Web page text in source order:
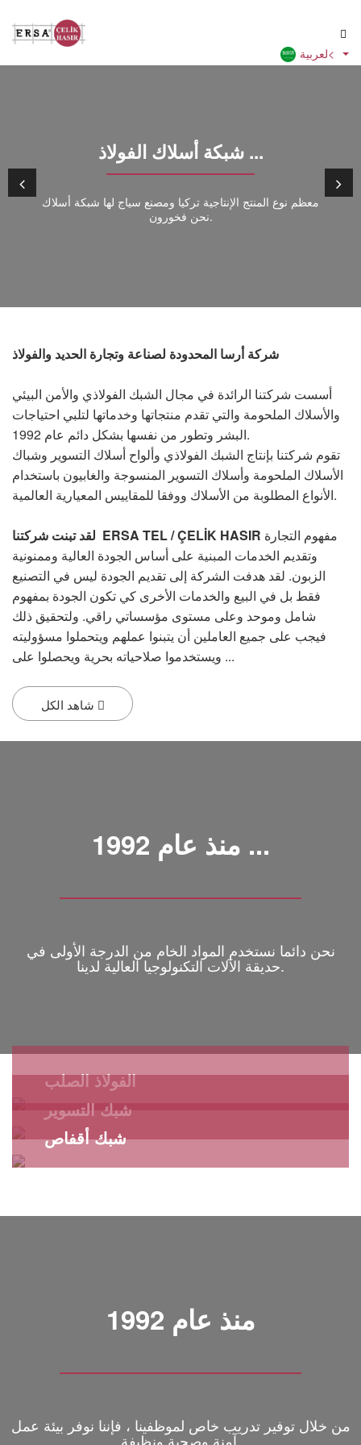
لعربية<
شبكة أسلاك الفولاذ ...
معظم نوع المنتج الإنتاجية تركيا ومصنع سياج لها شبكة أسلاك
نحن فخورون.
شركة أرسا المحدودة لصناعة وتجارة الحديد والفولاذ
أسست شركتنا الرائدة في مجال الشبك الفولاذي والأمن البيئي
والأسلاك الملحومة والتي تقدم منتجاتها وخدماتها لتلبي احتياجات
البشر وتطور من نفسها بشكل دائم عام 1992.
تقوم شركتنا بإنتاج الشبك الفولاذي وألواح أسلاك التسوير وشباك
الأسلاك الملحومة وأسلاك التسوير المنسوجة والغابيون باستخدام
الأنواع المطلوبة من الأسلاك ووفقا للمقاييس المعيارية العالمية.
لقد تبنت شركتنا ERSA TEL / ÇELİK HASIR
وتقديم الخدمات المبنية على أساس الجودة العالية وممنونية
الزبون. لقد هدفت الشركة إلى تقديم الجودة ليس في التصنيع
فقط بل في البيع والخدمات الأخرى كي تكون الجودة بمفهوم
شامل وموحد وعلى مستوى مؤسساتي راقي. ولتحقيق ذلك
فيجب على جميع العاملين أن يتبنوا عملهم ويتحملوا مسؤوليته
ويستخدموا صلاحياته بحرية ويحصلوا على ...
منذ عام 1992 ...
نحن دائما نستخدم المواد الخام من الدرجة الأولى في
حديقة الآلات التكنولوجيا العالية لدينا.
الفولاذ الصلب
الفولاذ الصلب
شبك التسوير
شبك أقفاص
منذ عام 1992
من خلال توفير تدريب خاص لموظفينا ، فإننا نوفر بيئة عمل
آمنة وصحية ونظيفة.